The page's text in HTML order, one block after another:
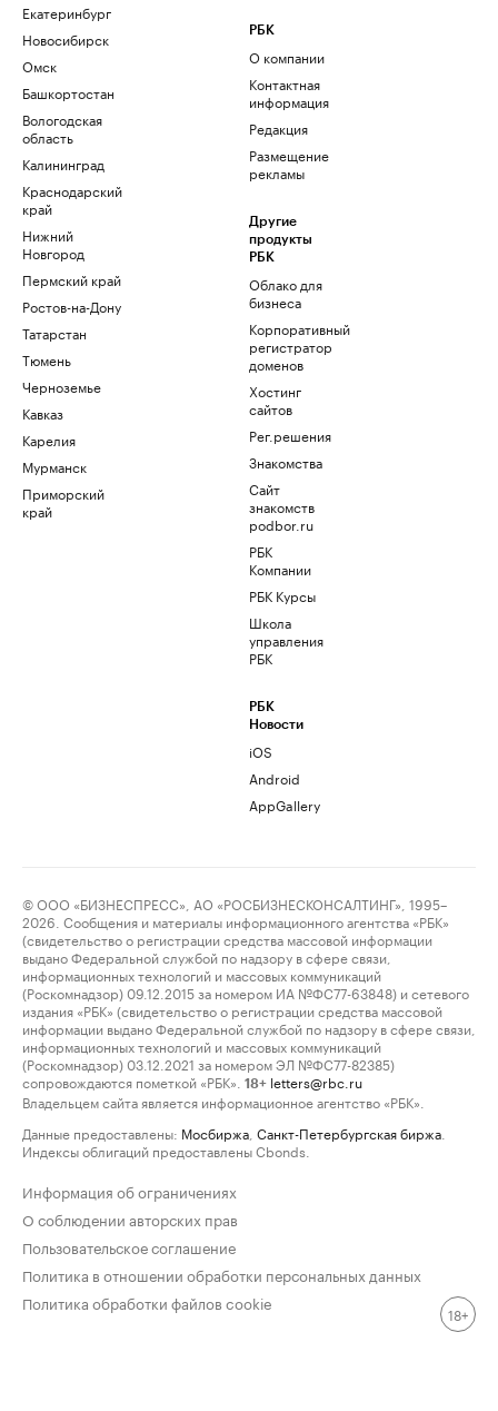
Екатеринбург
Новосибирск
Омск
Башкортостан
Вологодская
область
Калининград
Краснодарский
край
Нижний
Новгород
Пермский край
Ростов-на-Дону
Татарстан
Тюмень
Черноземье
Кавказ
Карелия
Мурманск
Приморский
край
РБК
О компании
Контактная
информация
Редакция
Размещение
рекламы
Другие
продукты
РБК
Облако для
бизнеса
Корпоративный
регистратор
доменов
Хостинг
сайтов
Рег.решения
Знакомства
Сайт
знакомств
podbor.ru
РБК
Компании
РБК Курсы
Школа
управления
РБК
РБК
Новости
iOS
Android
AppGallery
© ООО «БИЗНЕСПРЕСС», АО «РОСБИЗНЕСКОНСАЛТИНГ», 1995–
2026. Сообщения и материалы информационного агентства «РБК»
(свидетельство о регистрации средства массовой информации
выдано Федеральной службой по надзору в сфере связи,
информационных технологий и массовых коммуникаций
(Роскомнадзор) 09.12.2015 за номером ИА №ФС77-63848) и сетевого
издания «РБК» (свидетельство о регистрации средства массовой
информации выдано Федеральной службой по надзору в сфере связи,
информационных технологий и массовых коммуникаций
(Роскомнадзор) 03.12.2021 за номером ЭЛ №ФС77-82385)
сопровождаются пометкой «РБК».
18+ letters@rbc.ru
Владельцем сайта является информационное агентство «РБК».
Данные предоставлены: Мосбиржа Санкт-Петербургская биржа
Индексы облигаций предоставлены Cbonds.
Информация об ограничениях
О соблюдении авторских прав
Пользовательское соглашение
Политика в отношении обработки персональных данных
Политика обработки файлов cookie
18+